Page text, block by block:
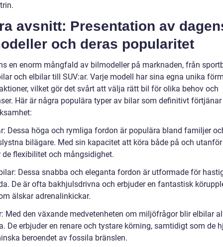
avsnitt: Presentation av
och deras popularitet
en enorm mångfald av bilmodeller på marknaden, från
och elbilar till SUV:ar. Varje modell har sina egna unika
vilket gör det svårt att välja rätt bil för olika behov och
Här är några populära typer av bilar som definitivt förtjänar
Dessa höga och rymliga fordon är populära bland familjer
bilägare. Med sin kapacitet att köra både på och
de flexibilitet och mångsidighet.
Dessa snabba och eleganta fordon är utformade för
De är ofta bakhjulsdrivna och erbjuder en fantastisk
älskar adrenalinkickar.
Med den växande medvetenheten om miljöfrågor blir elbilar
De erbjuder en renare och tystare körning, samtidigt som de
beroendet av fossila bränslen.